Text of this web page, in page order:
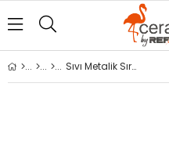
Sıvı Metalik Sır RSG-3035